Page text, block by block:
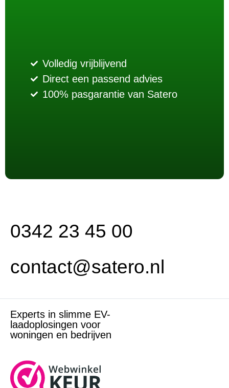
Volledig vrijblijvend
Direct een passend advies
100% pasgarantie van Satero
0342 23 45 00
contact@satero.nl
Experts in slimme EV-
laadoplosingen voor
woningen en bedrijven